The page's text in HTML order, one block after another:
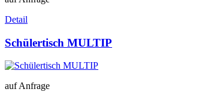
Detail
Schülertisch MULTIP
auf Anfrage